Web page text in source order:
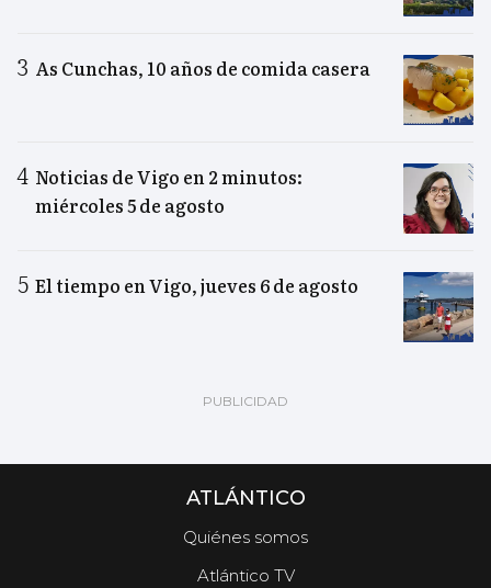
As Cunchas, 10 años de comida casera
Noticias de Vigo en 2 minutos:
miércoles 5 de agosto
El tiempo en Vigo, jueves 6 de agosto
ATLÁNTICO
Quiénes somos
Atlántico TV